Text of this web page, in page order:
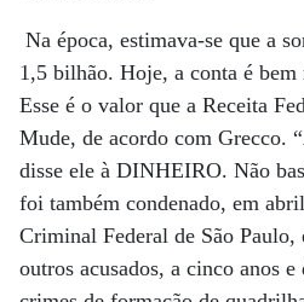
Na época, estimava-se que a
1,5 bilhão. Hoje, a conta é
Esse é o valor que a Receita
Mude, de acordo com Grecco.
disse ele à DINHEIRO. Não
foi também condenado, em
Criminal Federal de São
outros acusados, a cinco anos